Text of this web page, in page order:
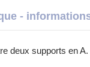
-
deux supports en